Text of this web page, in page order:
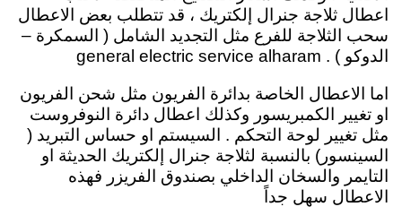
اعطال ثلاجة جنرال إلكتريك ، قد تتطلب بعض الاعطال
سحب الثلاجة للفرع مثل التجديد الشامل ( السمكرة –
الدوكو ) . general electric service alharam
اما الاعطال الخاصة بدائرة الفريون مثل شحن الفريون
او تغيير الكمبريسور وكذلك اعطال دائرة النوفروست
مثل تغيير لوحة التحكم . السيستم او حساس التبريد (
السينسور) بالنسبة لثلاجة جنرال إلكتريك الحديثة او
التايمر والسخان الداخلي بصندوق الفريزر فهذه
الاعطال سهل جداً